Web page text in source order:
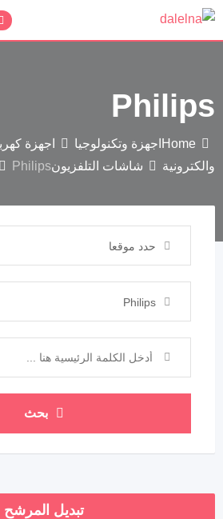
Philips
Home اجهزة وتكنولوجيا
اجهزة
والكترونية
شاشات التلفزيونPhilips
حدد موقعا
Philips
بحث
تبديل المرشح